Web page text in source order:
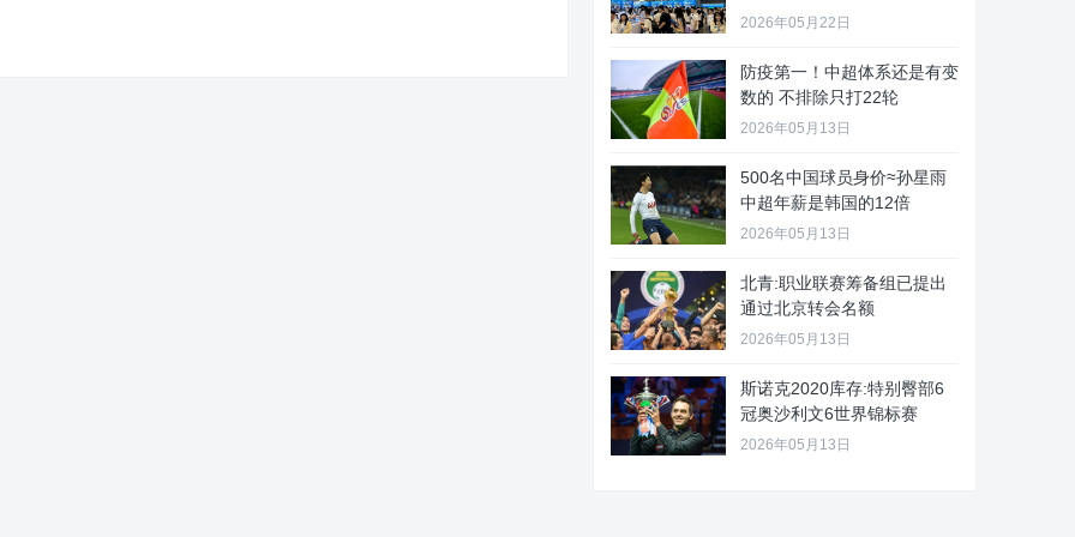
2026年05月22日
防疫第一！中超体系还是有变
数的 不排除只打22轮
2026年05月13日
500名中国球员身价≈孙星雨
中超年薪是韩国的12倍
2026年05月13日
北青:职业联赛筹备组已提出
通过北京转会名额
2026年05月13日
斯诺克2020库存:特别臀部6
冠奥沙利文6世界锦标赛
2026年05月13日